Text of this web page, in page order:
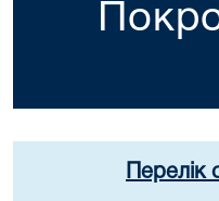
Перелік